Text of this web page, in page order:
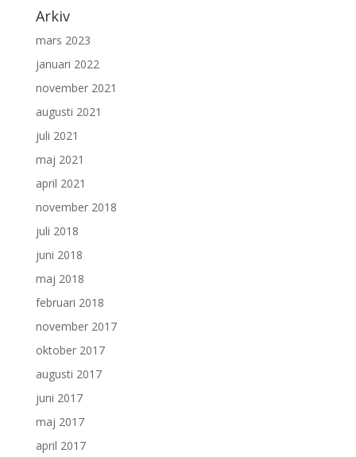
Arkiv
mars 2023
januari 2022
november 2021
augusti 2021
juli 2021
maj 2021
april 2021
november 2018
juli 2018
juni 2018
maj 2018
februari 2018
november 2017
oktober 2017
augusti 2017
juni 2017
maj 2017
april 2017